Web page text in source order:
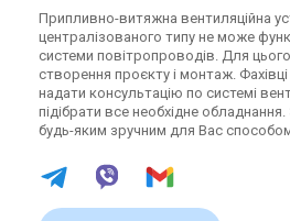
Припливно-витяжна вентиляційна
централізованого типу не може
системи повітропроводів. Для
створення проєкту і монтаж.
надати консультацію по системі
підібрати все необхідне
будь-яким зручним для Вас